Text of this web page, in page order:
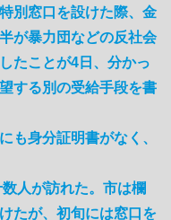
別窓口を設けた際、金
が暴力団などの反社会
たことが4日、分かっ
する別の受給手段を書
も身分証明書がなく、
人が訪れた。市は欄
たが、初旬には窓口を